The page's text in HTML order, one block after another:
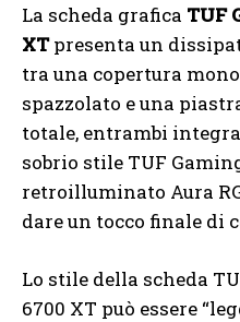
La scheda grafica TUF
XTpresenta un
tra una copertura
spazzolato e una
totale, entrambi
sobrio stile TUF
retroilluminato Aura
dare un tocco finale di
Lo stile della scheda
6700 XT può essere